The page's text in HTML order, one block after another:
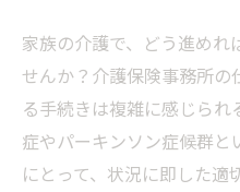
家族の介護で、どう進めれ
せんか？介護保険事務所
る手続きは複雑に感じら
症やパーキンソン症候群
にとって、状況に即した